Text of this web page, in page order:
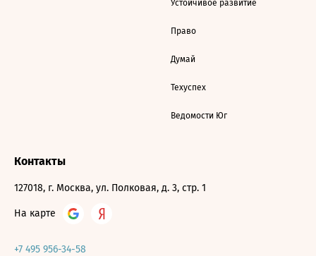
Устойчивое развитие
Право
Думай
Техуспех
Ведомости Юг
Контакты
127018, г. Москва, ул. Полковая, д. 3, стр. 1
На карте
+7 495 956-34-58